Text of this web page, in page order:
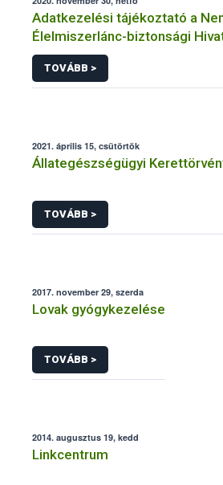
Adatkezelési tájékoztató a
Élelmiszerlánc-biztonsági
Rendszerben állatgyógyászati
témakörben közhatalmi
adatkezeléséhez
TOVÁBB >
2021. április 15, csütörtök
Állategészségügyi
TOVÁBB >
2017. november 29, szerda
Lovak gyógykezelése
TOVÁBB >
2014. augusztus 19, kedd
Linkcentrum